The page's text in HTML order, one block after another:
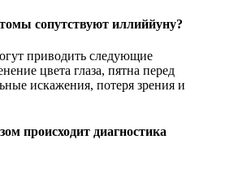
сопутствуют иллиййуну?
приводить следующие
цвета глаза, пятна перед
искажения, потеря зрения и
происходит диагностика